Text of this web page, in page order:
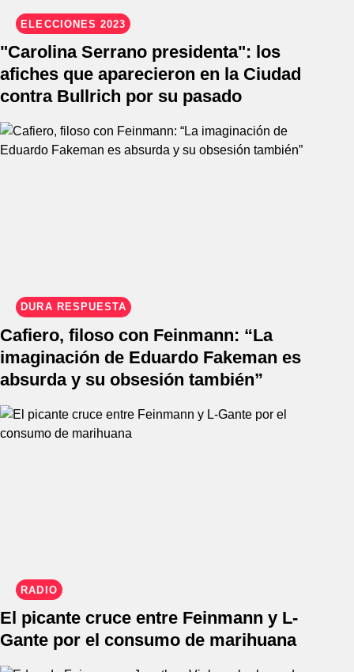
ELECCIONES 2023
"Carolina Serrano presidenta": los
afiches que aparecieron en la Ciudad
contra Bullrich por su pasado
DURA RESPUESTA
Cafiero, filoso con Feinmann: “La
imaginación de Eduardo Fakeman es
absurda y su obsesión también”
RADIO
El picante cruce entre Feinmann y L-
Gante por el consumo de marihuana